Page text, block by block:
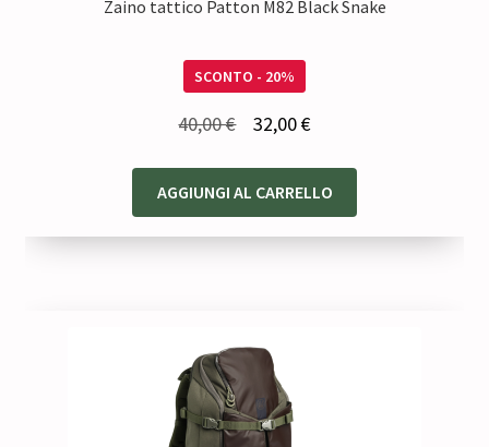
Zaino tattico Patton M82 Black Snake
SCONTO - 20%
40,00€
originale
era:
32,00€Il
attuale
è:
AGGIUNGI AL CARRELLO